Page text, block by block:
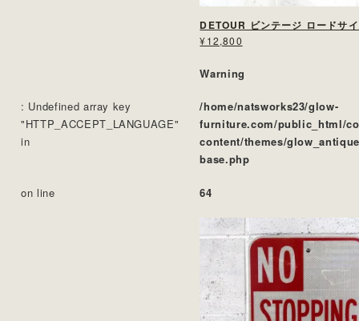
DETOUR ビンテージ ロードサ
¥12,800
Warning
: Undefined array key
"HTTP_ACCEPT_LANGUAGE"
in
/home/natsworks23/glow-
furniture.com/public_html/
content/themes/
base.php
on line 64